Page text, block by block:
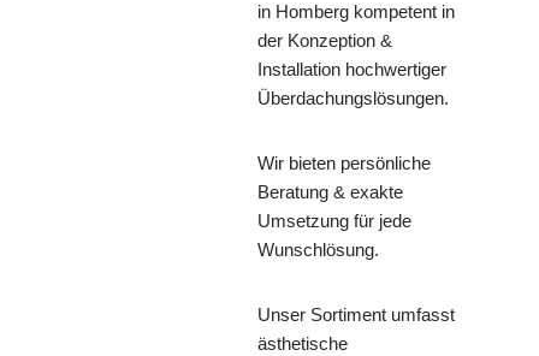
in Homberg kompetent in
der Konzeption &
Installation hochwertiger
Überdachungslösungen.
Wir bieten persönliche
Beratung & exakte
Umsetzung für jede
Wunschlösung.
Unser Sortiment umfasst
ästhetische